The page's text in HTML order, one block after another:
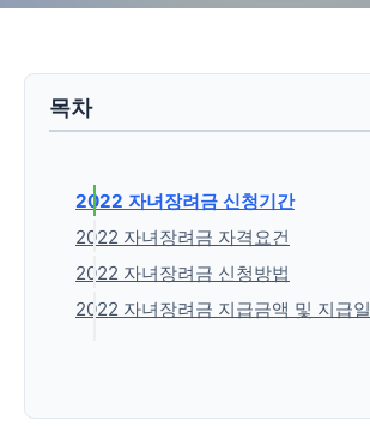
목차
2022 자녀장려금 신청기간
2022 자녀장려금 자격요건
2022 자녀장려금 신청방법
2022 자녀장려금 지급금액 및 지급일